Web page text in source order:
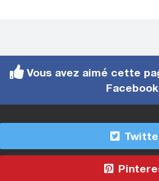
Vous avez aimé cette